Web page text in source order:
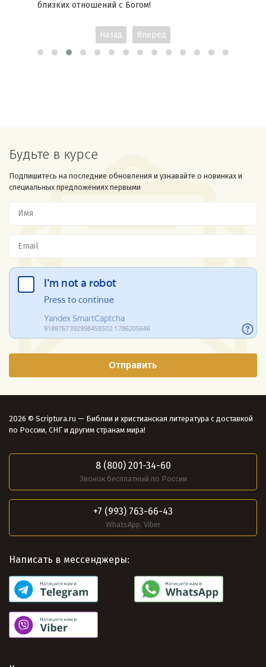
близких отношений с Богом!
Назад Вперед
Будьте в курсе
Подпишитесь на последние обновления и узнавайте о новинках и
специальных предложениях первыми
2026 © Scriptura.ru — Библии и христианская литература с доставкой
по России, СНГ и другим странам мира!
8 (800) 201-34-60
Звонок бесплатный по России
+7 (993) 763-66-43
WhatsApp, Viber
Написать в мессенджеры: